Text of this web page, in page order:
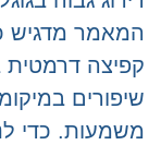
קפיצה דרמטית
שיפורים
משמעות. כדי